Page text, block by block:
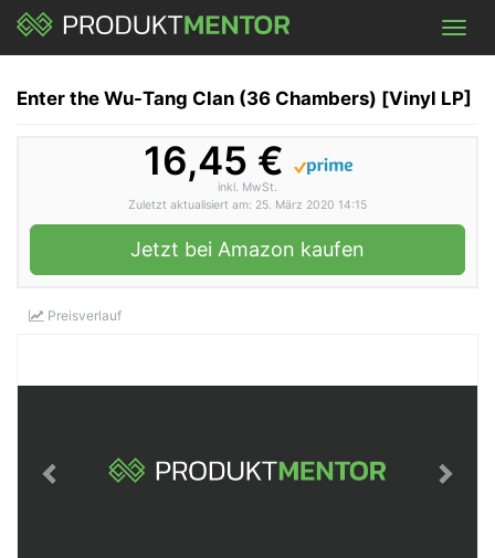
Skip
main
Enter the Wu-Tang Clan (36 Chambers) [Vinyl LP]
16,45 €
inkl. MwSt.
Zuletzt aktualisiert am: 25. März 2020 14:15
Jetzt bei Amazon kaufen
Preisverlauf